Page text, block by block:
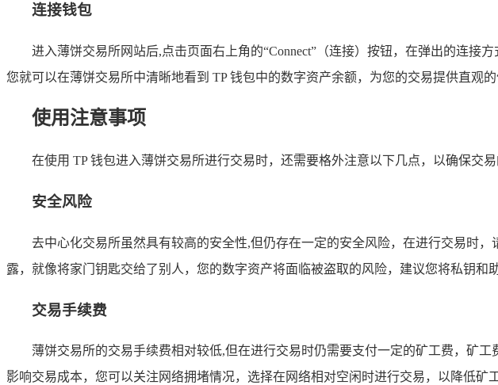
连接钱包
进入薄饼交易所网站后,点击页面右上角的“Connect”（连接）按钮，在弹出的连接
您就可以在薄饼交易所中清晰地看到 TP 钱包中的数字资产余额，为您的交易提供直观的
使用注意事项
在使用 TP 钱包进入薄饼交易所进行交易时，还需要格外注意以下几点，以确保交易
安全风险
去中心化交易所虽然具有较高的安全性,但仍存在一定的安全风险，在进行交易时，
露，就像将家门钥匙交给了别人，您的数字资产将面临被盗取的风险，建议您将私钥和
交易手续费
薄饼交易所的交易手续费相对较低,但在进行交易时仍需要支付一定的矿工费，矿
影响交易成本，您可以关注网络拥堵情况，选择在网络相对空闲时进行交易，以降低矿